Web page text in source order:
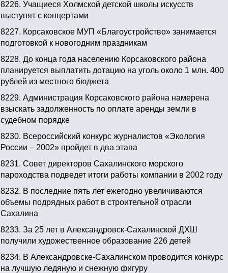
8226. Учащиеся Холмской детской школы искусств
выступят с концертами
8227. Корсаковское МУП «Благоустройство» занимается
подготовкой к новогодним праздникам
8228. До конца года населению Корсаковского района
планируется выплатить дотацию на уголь около 1 млн. 400
рублей из местного бюджета
8229. Администрация Корсаковского района намерена
взыскать задолженность по оплате аренды земли в
судебном порядке
8230. Всероссийский конкурс журналистов «Экология
России – 2002» пройдет в два этапа
8231. Совет директоров Сахалинского морского
пароходства подведет итоги работы компании в 2002 году
8232. В последние пять лет ежегодно увеличиваются
объемы подрядных работ в строительной отрасли
Сахалина
8233. За 25 лет в Александровск-Сахалинской ДХШ
получили художественное образование 226 детей
8234. В Александровске-Сахалинском проводится конкурс
на лучшую ледяную и снежную фигуру